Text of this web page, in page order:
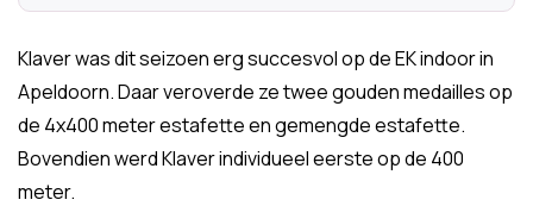
Klaver was dit seizoen erg succesvol op de EK indoor in
Apeldoorn. Daar veroverde ze twee gouden medailles op
de 4x400 meter estafette en gemengde estafette.
Bovendien werd Klaver individueel eerste op de 400
meter.